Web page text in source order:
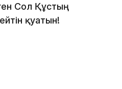
Сол Құстың
қуатын!